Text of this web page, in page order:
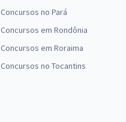
Concursos no Pará
Concursos em Rondônia
Concursos em Roraima
Concursos no Tocantins